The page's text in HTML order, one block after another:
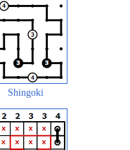
Shingoki